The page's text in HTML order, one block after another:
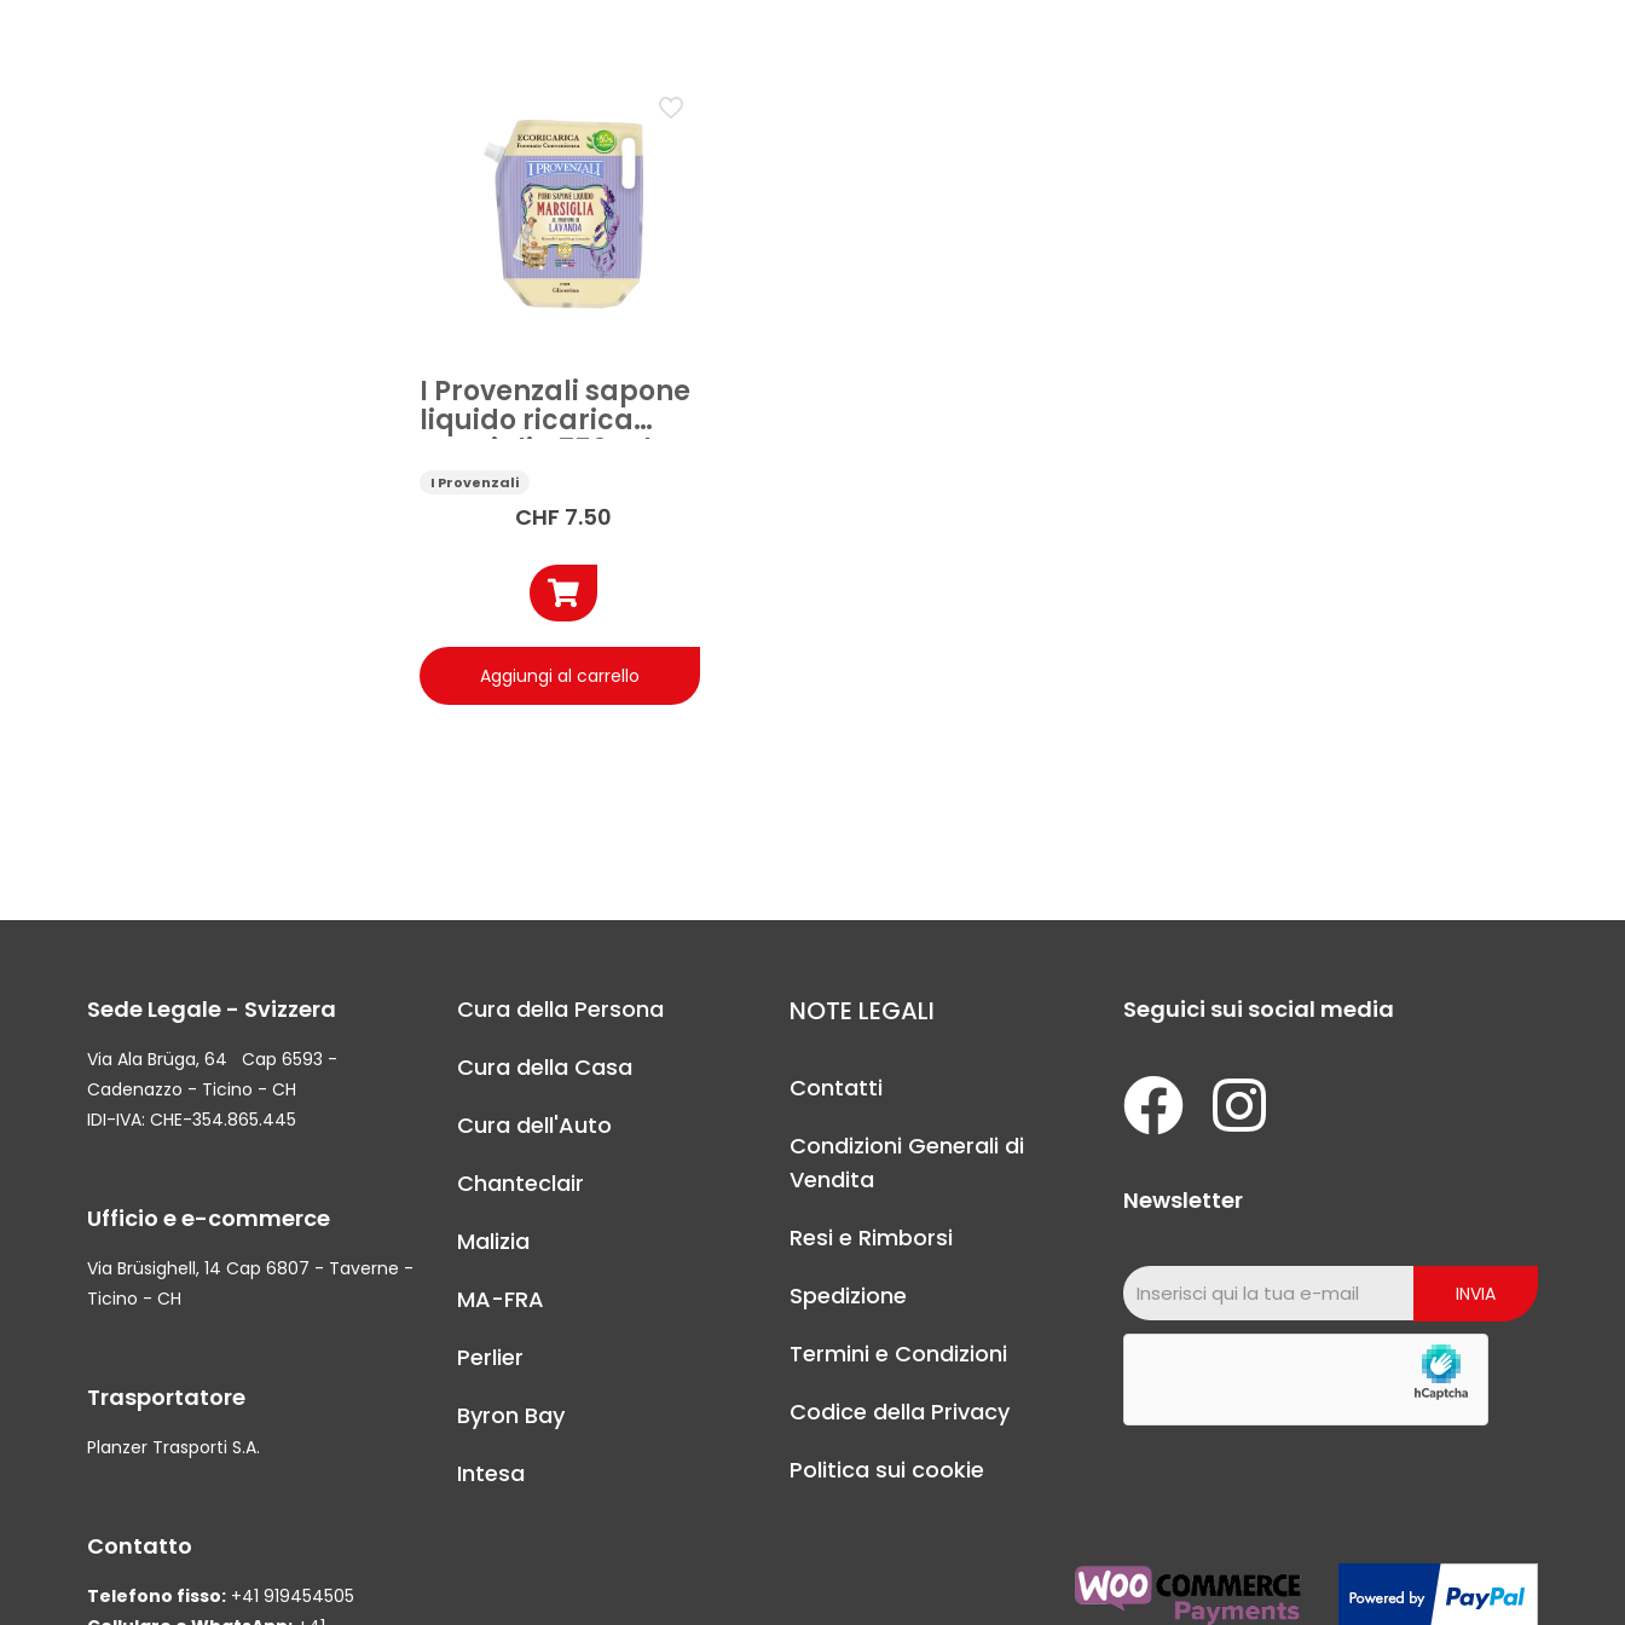
Applicare
I Provenzali sapone
liquido ricarica
Marsiglia 750 ml
I Provenzali
CHF 7.50
Aggiungi al carrello
Sede Legale - Svizzera
Via Ala Brüga, 64 Cap 6593 -
Cadenazzo - Ticino - CH
IDI-IVA: CHE-354.865.445
Ufficio e e-commerce
Via Brüsighell, 14 Cap 6807 - Taverne -
Ticino - CH
Trasportatore
Planzer Trasporti S.A.
Contatto
Telefono fisso: +41 919454505
Cura della Persona
Cura della Casa
Cura dell'Auto
Chanteclair
Malizia
MA-FRA
Perlier
Byron Bay
Intesa
NOTE LEGALI
Contatti
Condizioni Generali di
Vendita
Resi e Rimborsi
Spedizione
Termini e Condizioni
Codice della Privacy
Politica sui cookie
Seguici sui social media
Newsletter